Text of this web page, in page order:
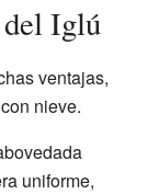
Iglú
ventajas,
nieve.
uniforme,